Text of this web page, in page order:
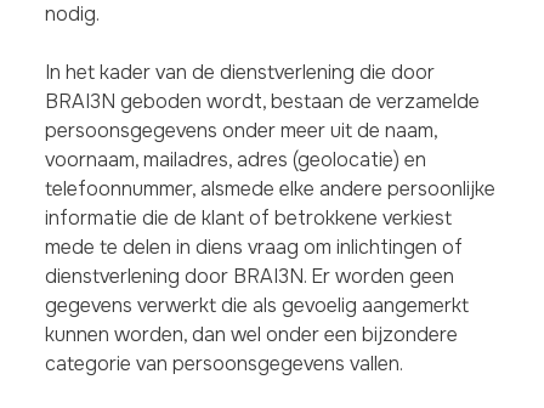
nodig.
In het kader van de dienstverlening die door
BRAI3N geboden wordt, bestaan de verzamelde
persoonsgegevens onder meer uit de naam,
voornaam, mailadres, adres (geolocatie) en
telefoonnummer, alsmede elke andere persoonlijke
informatie die de klant of betrokkene verkiest
mede te delen in diens vraag om inlichtingen of
dienstverlening door BRAI3N. Er worden geen
gegevens verwerkt die als gevoelig aangemerkt
kunnen worden, dan wel onder een bijzondere
categorie van persoonsgegevens vallen.